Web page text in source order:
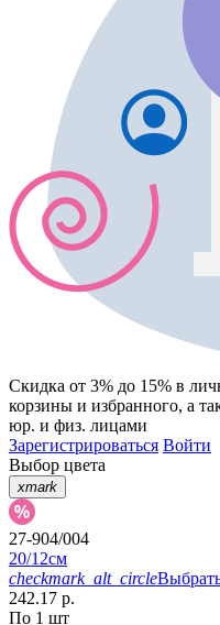
Скидка от 3% до 15% в
корзины и избранного, а
юр. и физ. лицами
Зарегистрироваться Войти
Выбор цвета
xmark
27-904/004
20/12см
checkmark_alt_circle
242.17 р.
По 1 шт